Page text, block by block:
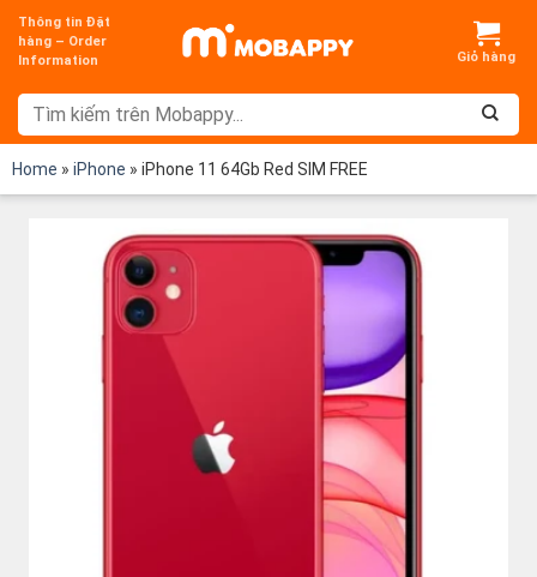
Chuyển
đến
dung
Thông tin Đặt
hàng – Order
Information
Home » iPhone » iPhone 11 64Gb Red SIM FREE